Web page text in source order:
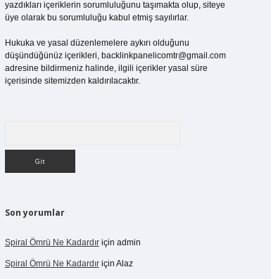
yazdıkları içeriklerin sorumluluğunu taşımakta olup, siteye
üye olarak bu sorumluluğu kabul etmiş sayılırlar.
Hukuka ve yasal düzenlemelere aykırı olduğunu
düşündüğünüz içerikleri, backlinkpanelicomtr@gmail.com
adresine bildirmeniz halinde, ilgili içerikler yasal süre
içerisinde sitemizden kaldırılacaktır.
Son yorumlar
Spiral Ömrü Ne Kadardıriçin admin
Spiral Ömrü Ne Kadardıriçin Alaz